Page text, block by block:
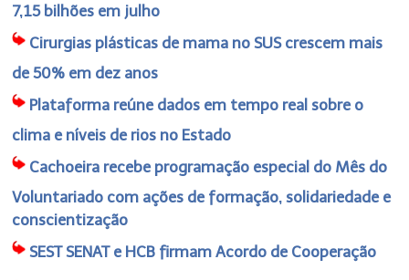
7,15 bilhões em julho
Cirurgias plásticas de mama no SUS crescem mais
de 50% em dez anos
Plataforma reúne dados em tempo real sobre o
clima e níveis de rios no Estado
Cachoeira recebe programação especial do Mês do
Voluntariado com ações de formação, solidariedade e
conscientização
SEST SENAT e HCB firmam Acordo de Cooperação